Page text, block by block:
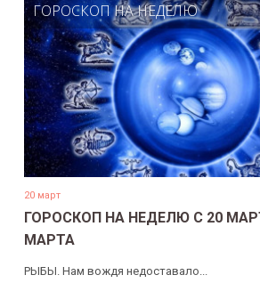
ГОРОСКОП НА НЕДЕЛЮ
20 март
ГОРОСКОП НА НЕДЕЛЮ С 20
МАРТА
РЫБЫ. Нам вождя недоставало...